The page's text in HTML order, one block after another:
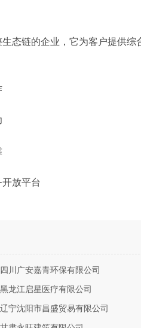
态链的企业，它为客户提供
放平台
四川广安嘉青环保有限公司
黑龙江启星医疗有限公司
辽宁沈阳市昌盛贸易有限公司